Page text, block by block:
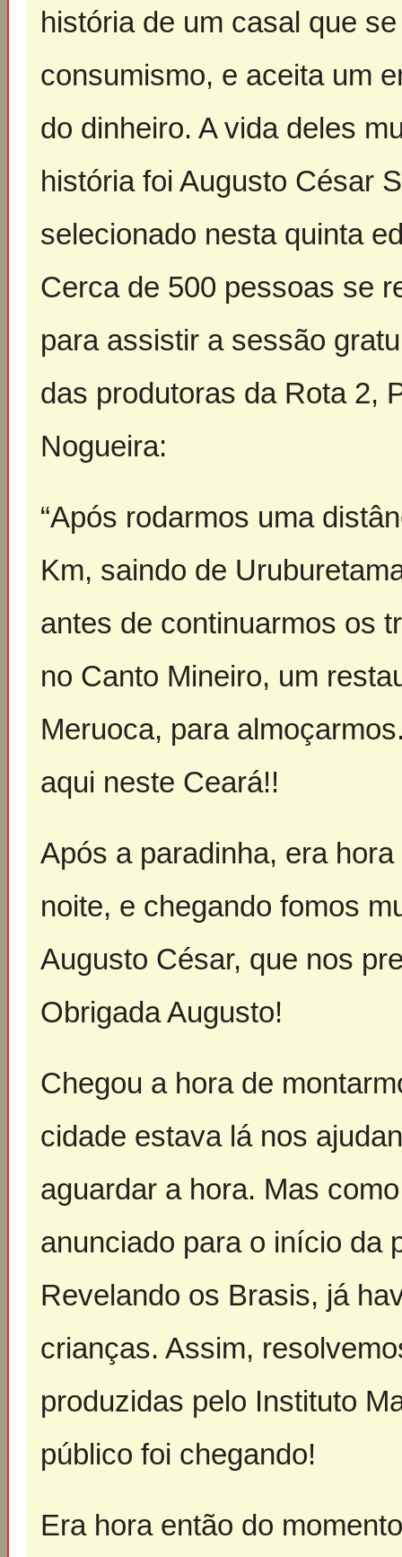
história de um casal que
consumismo, e aceita um
do dinheiro. A vida deles
história foi Augusto César
selecionado nesta quinta
Cerca de 500 pessoas se
para assistir a sessão
das produtoras da Rota 2,
Nogueira:
“Após rodarmos uma
Km, saindo de
antes de continuarmos os
no Canto Mineiro, um
Meruoca, para
aqui neste Ceará!!
Após a paradinha, era
noite, e chegando fomos
Augusto César, que nos
Obrigada Augusto!
Chegou a hora de
cidade estava lá nos
aguardar a hora. Mas
anunciado para o início da
Revelando os Brasis, já
crianças. Assim,
produzidas pelo Instituto
público foi chegando!
Era hora então do